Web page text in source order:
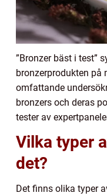
”Bronzer bäst i test”
bronzerprodukten på
omfattande
bronzers och deras
tester av
Vilka typer
det?
Det finns olika typer